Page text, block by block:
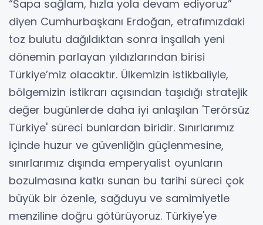
“Sapa sağlam, hızla yola devam ediyoruz”
diyen Cumhurbaşkanı Erdoğan, etrafımızdaki
toz bulutu dağıldıktan sonra inşallah yeni
dönemin parlayan yıldızlarından birisi
Türkiye’miz olacaktır. Ülkemizin istikbaliyle,
bölgemizin istikrarı açısından taşıdığı stratejik
değer bugünlerde daha iyi anlaşılan 'Terörsüz
Türkiye' süreci bunlardan biridir. Sınırlarımız
içinde huzur ve güvenliğin güçlenmesine,
sınırlarımız dışında emperyalist oyunların
bozulmasına katkı sunan bu tarihi süreci çok
büyük bir özenle, sağduyu ve samimiyetle
menziline doğru götürüyoruz. Türkiye'ye